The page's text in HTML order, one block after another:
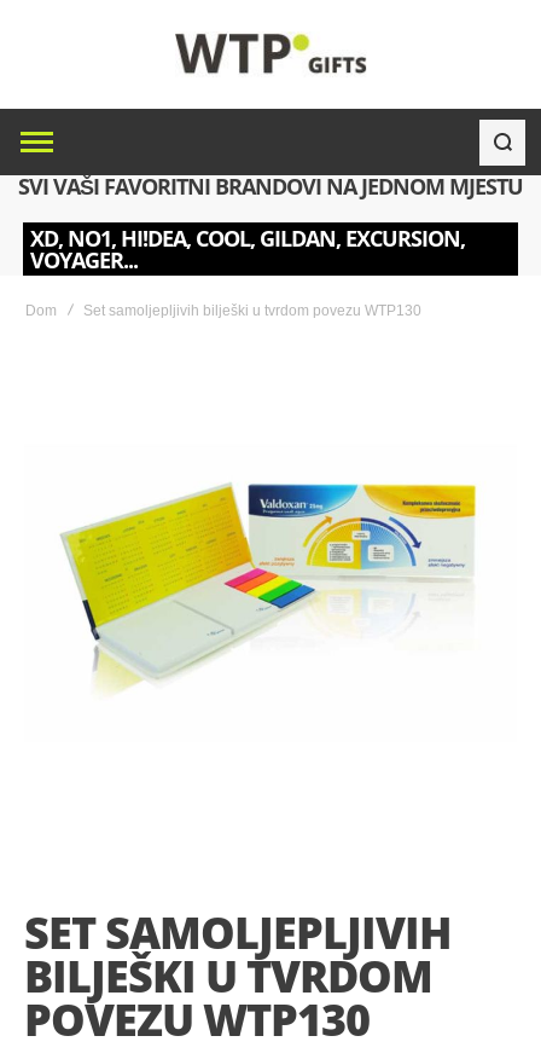
SVI VAŠI FAVORITNI BRANDOVI NA JEDNOM MJESTU
XD, NO1, HI!DEA, COOL, GILDAN, EXCURSION,
VOYAGER...
Dom Set samoljepljivih bilješki u tvrdom povezu WTP130
gallery
beginning
of
the
images
gallery
SET SAMOLJEPLJIVIH
BILJEŠKI U TVRDOM
POVEZU WTP130